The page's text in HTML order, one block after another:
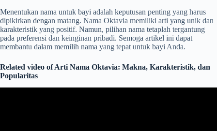
Menentukan nama untuk bayi adalah keputusan penting yang harus
dipikirkan dengan matang. Nama Oktavia memiliki arti yang unik dan
karakteristik yang positif. Namun, pilihan nama tetaplah tergantung
pada preferensi dan keinginan pribadi. Semoga artikel ini dapat
membantu dalam memilih nama yang tepat untuk bayi Anda.
Related video of Arti Nama Oktavia: Makna, Karakteristik, dan
Popularitas